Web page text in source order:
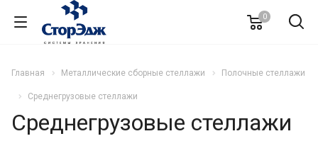
0
Главная Металлические сборные стеллажи Полочные стеллажи
Среднегрузовые стеллажи
Среднегрузовые стеллажи